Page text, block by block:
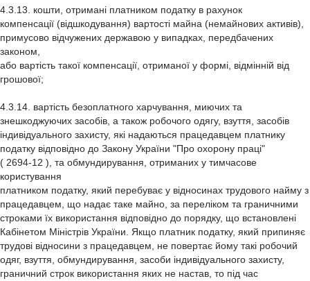
4.3.13. кошти, отримані платником податку в рахунок
компенсації (відшкодування) вартості майна (немайнових активів),
примусово відчужених державою у випадках, передбачених
законом,
або вартість такої компенсації, отриманої у формі, відмінній від
грошової;
4.3.14. вартість безоплатного харчування, миючих та
знешкоджуючих засобів, а також робочого одягу, взуття, засобів
індивідуального захисту, які надаються працедавцем платнику
податку відповідно до Закону України "Про охорону праці"
( 2694-12 ), та обмундирування, отриманих у тимчасове
користування
платником податку, який перебуває у відносинах трудового найму з
працедавцем, що надає таке майно, за переліком та граничними
строками їх використання відповідно до порядку, що встановлені
Кабінетом Міністрів України. Якщо платник податку, який припиняє
трудові відносини з працедавцем, не повертає йому такі робочий
одяг, взуття, обмундирування, засоби індивідуального захисту,
граничний строк використання яких не настав, то під час